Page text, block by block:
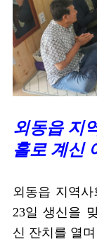
외동읍 지
홀로 계신
외동읍 지역
23일 생신을
신 잔치를 열